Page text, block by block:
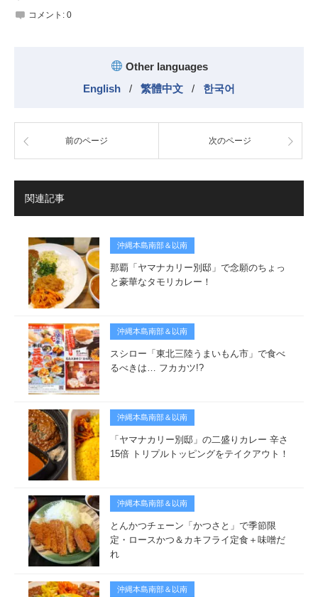
コメント: 0
Other languages
English
/ 繁體中文 / 한국어
前のページ 次のページ
関連記事
沖縄本島南部＆以南
那覇「ヤマナカリー別邸」で念願のちょっ
と豪華なタモリカレー！
沖縄本島南部＆以南
スシロー「東北三陸うまいもん市」で食べ
るべきは… フカカツ!?
沖縄本島南部＆以南
「ヤマナカリー別邸」の二盛りカレー 辛さ
15倍 トリプルトッピングをテイクアウト！
沖縄本島南部＆以南
とんかつチェーン「かつさと」で季節限
定・ロースかつ＆カキフライ定食＋味噌だ
れ
沖縄本島南部＆以南